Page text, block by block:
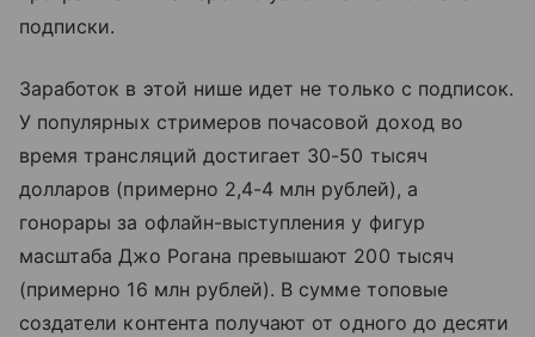
подписки.
Заработок в этой нише идет не только с подписок.
У популярных стримеров почасовой доход во
время трансляций достигает 30-50 тысяч
долларов (примерно 2,4-4 млн рублей), а
гонорары за офлайн-выступления у фигур
масштаба Джо Рогана превышают 200 тысяч
(примерно 16 млн рублей). В сумме топовые
создатели контента получают от одного до десяти